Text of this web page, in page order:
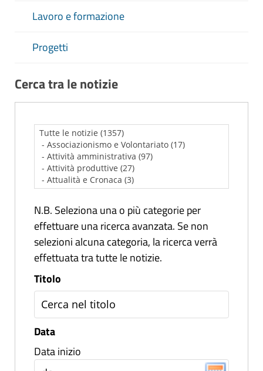
Lavoro e formazione
Progetti
Cerca tra le notizie
N.B. Seleziona una o più categorie per
effettuare una ricerca avanzata. Se non
selezioni alcuna categoria, la ricerca verrà
effettuata tra tutte le notizie.
Titolo
Data
Data inizio